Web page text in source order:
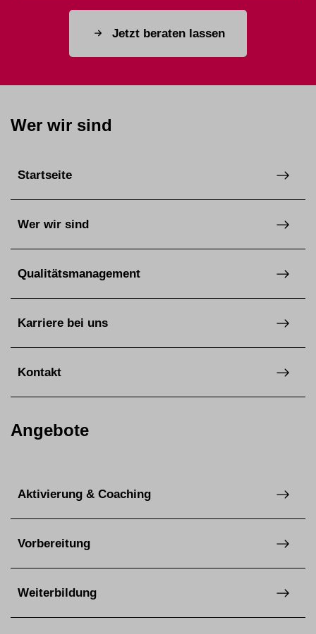
Jetzt beraten lassen
Wer wir sind
Startseite
Wer wir sind
Qualitätsmanagement
Karriere bei uns
Kontakt
Angebote
Aktivierung & Coaching
Vorbereitung
Weiterbildung